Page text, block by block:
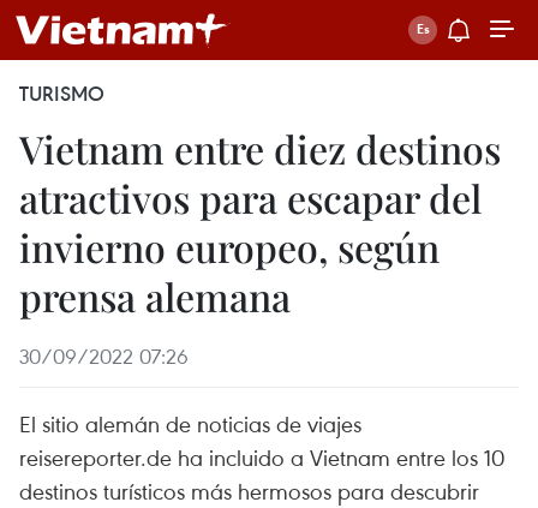
TURISMO
Vietnam entre diez destinos
atractivos para escapar del
invierno europeo, según
prensa alemana
30/09/2022 07:26
El sitio alemán de noticias de viajes
reisereporter.de ha incluido a Vietnam entre los 10
destinos turísticos más hermosos para descubrir